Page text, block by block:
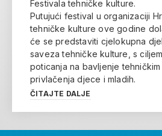
Festivala tehničke kulture.
Putujući festival u organizaciji
tehničke kulture ove godine
će se predstaviti cjelokupna
saveza tehničke kulture, s
poticanja na bavljenje
privlačenja djece i mladih.
ČITAJTE DALJE